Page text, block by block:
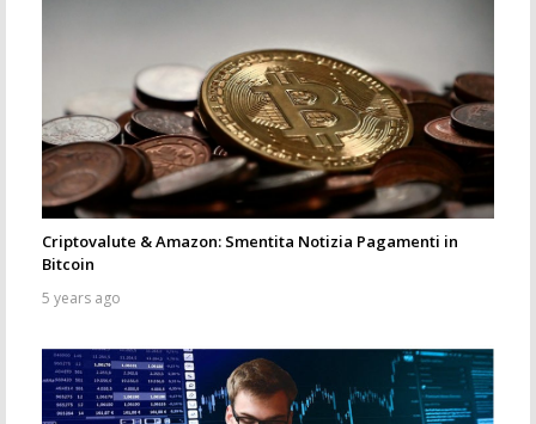
Criptovalute & Amazon: Smentita Notizia Pagamenti in
Bitcoin
5 years ago